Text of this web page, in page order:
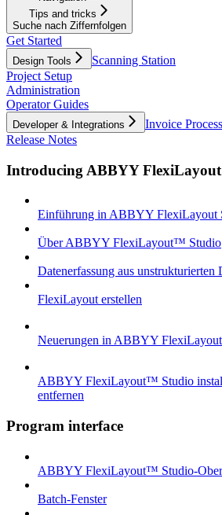
Tips and tricks
Suche nach Ziffernfolgen
Get Started
Design Tools
Scanning Station
Project Setup
Administration
Operator Guides
Developer & Integrations
Invoice
Release Notes
Introducing ABBYY
Einführung in ABBYY FlexiLayout
Über ABBYY FlexiLayout™ Studio
Datenerfassung aus unstrukturierten
FlexiLayout erstellen
Neuerungen in ABBYY
ABBYY FlexiLayout™ Studio
entfernen
Program interface
ABBYY FlexiLayout™ Studio-
Batch-Fenster